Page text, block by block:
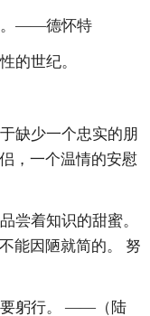
。——德怀特
的世纪。
缺少一个忠实的朋
，一个温情的安慰
尝着知识的甜蜜。
能因陋就简的。 努
要躬行。 ——（陆